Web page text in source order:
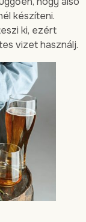
készíteni.
ki, ezért
vizet használj.